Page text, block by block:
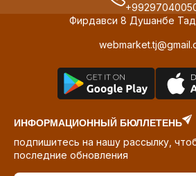
Фирдавси 8 Душанбе
ИНФОРМАЦИОННЫЙ БЮЛЛЕТЕНЬ
подпишитесь на нашу рассылку,
последние обновления